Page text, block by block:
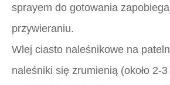
sprayem do gotowania
przywieraniu.
Wlej ciasto naleśnikowe na
naleśniki się zrumienią (około 2-